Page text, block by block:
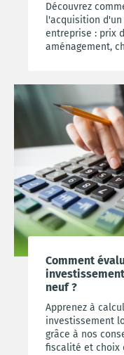
Découvrez
l'acquisition
entreprise : prix
aménagement,
Comment
neuf ?
Apprenez à
investissement
grâce à nos
fiscalité et choix